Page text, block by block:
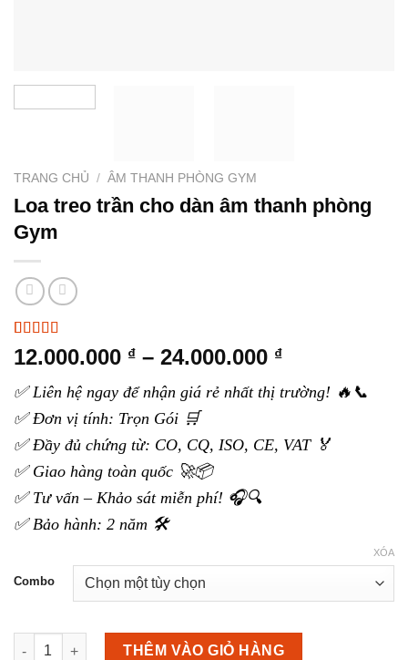
TRANG CHỦ / ÂM THANH PHÒNG GYM
Loa treo trần cho dàn âm thanh phòng
Gym
5.00 trên 5
dựa trên
4
12.000.000 ₫ – 24.000.000 ₫Khoảng
từ
đến
✅ Liên hệ ngay để nhận giá rẻ nhất thị trường! 🔥📞
✅ Đơn vị tính: Trọn Gói 🛒
✅ Đầy đủ chứng từ: CO, CQ, ISO, CE, VAT 🏅
✅ Giao hàng toàn quốc 🚀📦
✅ Tư vấn – Khảo sát miễn phí! 🎧🔍
✅ Bảo hành: 2 năm 🛠️
Combo
XÓA
Loa treo trần cho dàn âm thanh phòng Gym số lượng
THÊM VÀO GIỎ HÀNG